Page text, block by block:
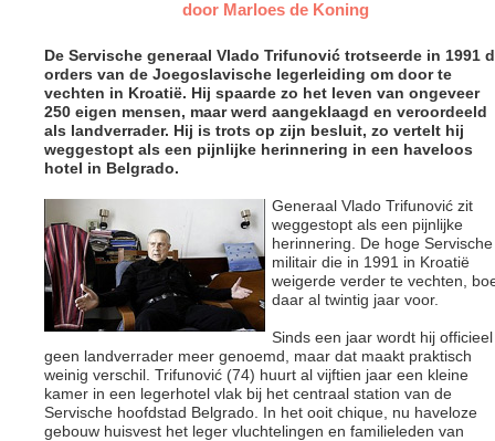
door Marloes de Koning
De Servische generaal Vlado Trifunović trotseerde in 1991
orders van de Joegoslavische legerleiding om door te
vechten in Kroatië. Hij spaarde zo het leven van ongeveer
250 eigen mensen, maar werd aangeklaagd en veroordeeld
als landverrader. Hij is trots op zijn besluit, zo vertelt hij
weggestopt als een pijnlijke herinnering in een haveloos
hotel in Belgrado.
Generaal Vlado Trifunović zit
weggestopt als een pijnlijke
herinnering. De hoge Servische
militair die in 1991 in Kroatië
weigerde verder te vechten,
daar al twintig jaar voor.
Sinds een jaar wordt hij officieel
geen landverrader meer genoemd, maar dat maakt praktisch
weinig verschil. Trifunović (74) huurt al vijftien jaar een kleine
kamer in een legerhotel vlak bij het centraal station van de
Servische hoofdstad Belgrado. In het ooit chique, nu haveloze
gebouw huisvest het leger vluchtelingen en familieleden van